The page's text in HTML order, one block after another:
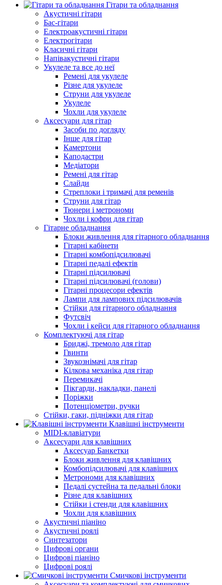
Гітари та обладнання
Акустичні гітари
Бас-гітари
Електроакустичні гітари
Електрогітари
Класичні гітари
Напівакустичні гітари
Укулеле та все до неї
Ремені для укулеле
Різне для укулеле
Струни для укулеле
Укулеле
Чохли для укулеле
Аксесуари для гітар
Засоби по догляду
Інше для гітар
Камертони
Каподастри
Медіатори
Ремені для гітар
Слайди
Стреплоки і тримачі для ременів
Струни для гітар
Тюнери і метрономи
Чохли і кофри для гітар
Гітарне обладнання
Блоки живлення для гітарного обладнання
Гітарні кабінети
Гітарні комбопідсилювачі
Гітарні педалі ефектів
Гітарні підсилювачі
Гітарні підсилювачі (голови)
Гітарні процесори ефектів
Лампи для лампових підсилювачів
Стійки для гітарного обладнання
Футсвіч
Чохли і кейси для гітарного обладнання
Комплектуючі для гітар
Бриджі, тремоло для гітар
Гвинти
Звукознімачі для гітар
Кілкова механіка для гітар
Перемикачі
Пікгарди, накладки, панелі
Поріжки
Потенціометри, ручки
Стійки, гаки, підніжки для гітар
Клавішні інструменти
MIDI-клавіатури
Аксесуари для клавішних
Аксесуар Банкетки
Блоки живлення для клавішних
Комбопідсилювачі для клавішних
Метрономи для клавішних
Педалі сустейна та педальні блоки
Різне для клавішних
Стійки і стенди для клавішних
Чохли для клавішних
Акустичні піаніно
Акустичні роялі
Синтезатори
Цифрові органи
Цифрові піаніно
Цифрові роялі
Смичкові інструменти